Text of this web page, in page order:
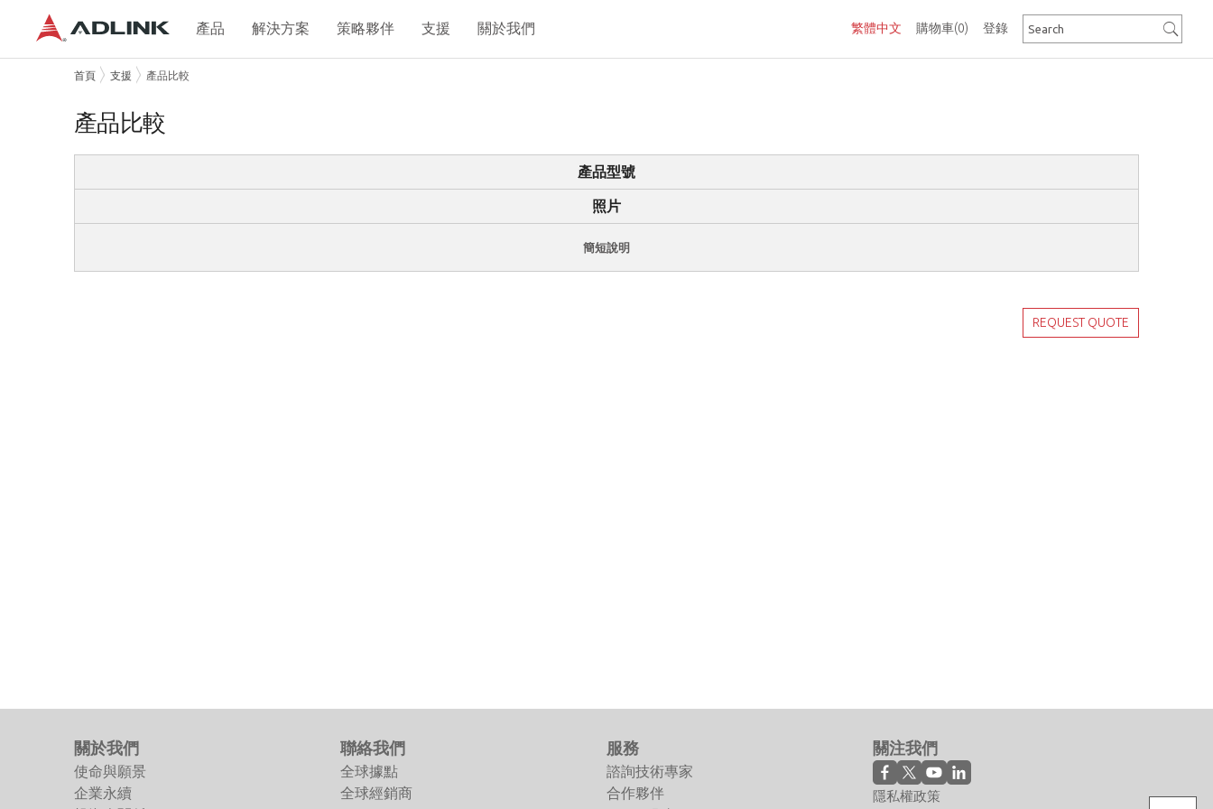
購物車(0)
繁體中文 登錄
產品 解決方案 策略夥伴 支援 關於我們
首頁 支援 產品比較
產品比較
產品型號
照片
簡短說明
REQUEST QUOTE
關於我們
使命與願景
企業永續
聯絡我們
全球據點
全球經銷商
服務
諮詢技術專家
合作夥伴
關注我們
隱私權政策